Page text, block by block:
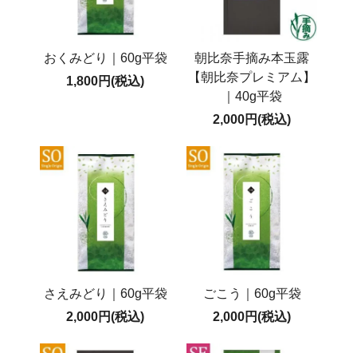
おくみどり｜60g平袋
1,800円(税込)
朝比奈手摘み本玉露
【朝比奈プレミアム】
｜40g平袋
2,000円(税込)
さえみどり｜60g平袋
2,000円(税込)
ごこう｜60g平袋
2,000円(税込)